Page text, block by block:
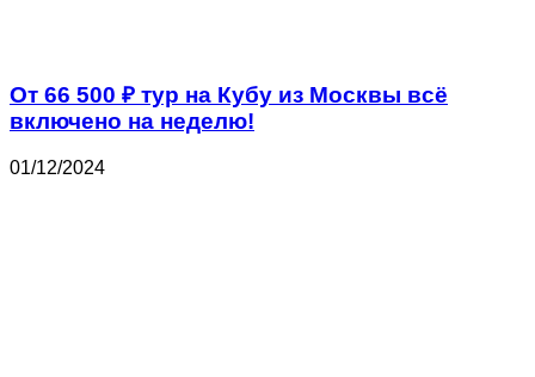
От 66 500 ₽ тур на Кубу из Москвы всё
включено на неделю!
01/12/2024